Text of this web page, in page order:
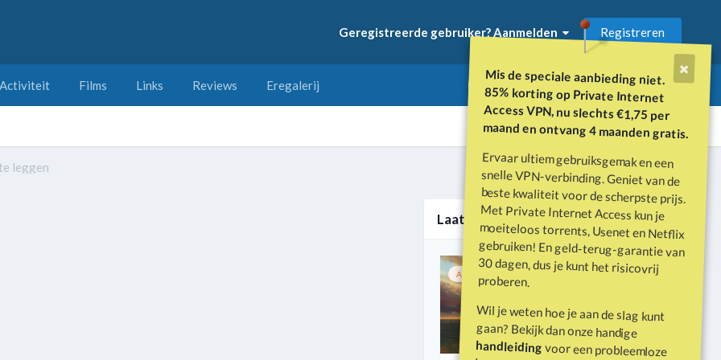
Mis de speciale aanbieding niet.
85% korting op Private Internet
Access VPN, nu slechts €1,75 per
maand en ontvang 4 maanden gratis.
Ervaar ultiem gebruiksgemak en een
snelle VPN-verbinding. Geniet van de
beste kwaliteit voor de scherpste prijs.
Met Private Internet Access kun je
moeiteloos torrents, Usenet en Netflix
gebruiken! En geld-terug-garantie van
30 dagen, dus je kunt het risicovrij
proberen.
Wil je weten hoe je aan de slag kunt
gaan? Bekijk dan onze handige
handleidingvoor een probleemloze
Geregistreerde gebruiker? Aanmelden Registreren
Films Links Reviews Eregalerij
Alle activiteit
leggen
Laatste nieuws
Aanbevolen Vastgemaakt 1